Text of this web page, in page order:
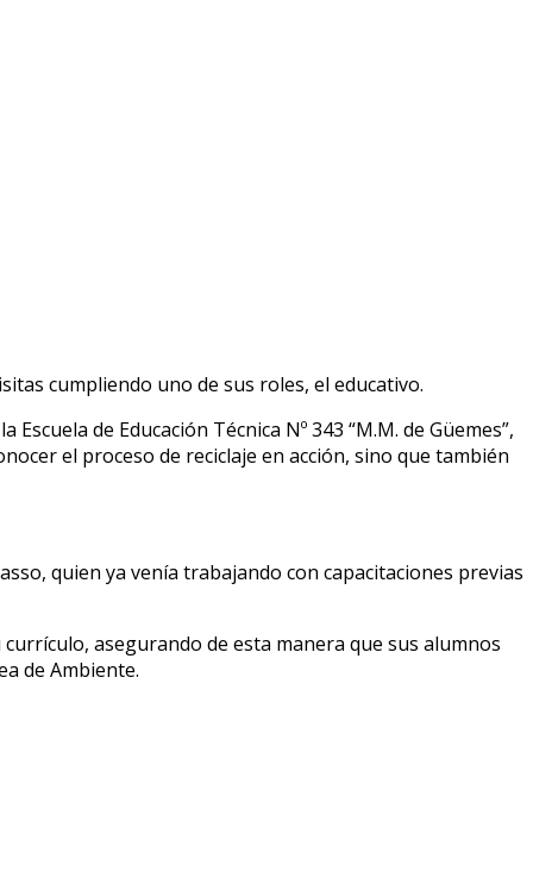
cumpliendo uno de sus roles, el educativo.
de Educación Técnica Nº 343 “M.M. de Güemes”,
el proceso de reciclaje en acción, sino que también
quien ya venía trabajando con capacitaciones previas
asegurando de esta manera que sus alumnos
de Ambiente.